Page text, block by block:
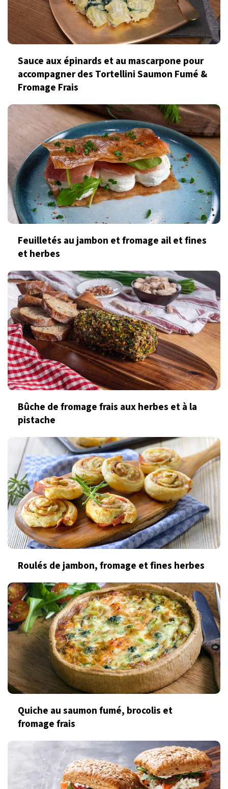
Sauce aux épinards et au mascarpone pour
accompagner des Tortellini Saumon Fumé &
Fromage Frais
Feuilletés au jambon et fromage ail et fines
et herbes
Bûche de fromage frais aux herbes et à la
pistache
Roulés de jambon, fromage et fines herbes
Quiche au saumon fumé, brocolis et
fromage frais